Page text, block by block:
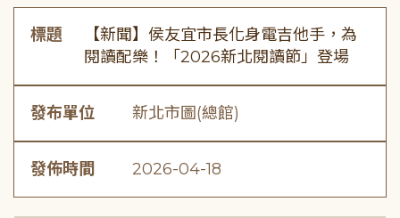
標題
【新聞】侯友宜市長化身電吉他手，為
閱讀配樂！「2026新北閱讀節」登場
發布單位 新北市圖(總館)
發佈時間 2026-04-18